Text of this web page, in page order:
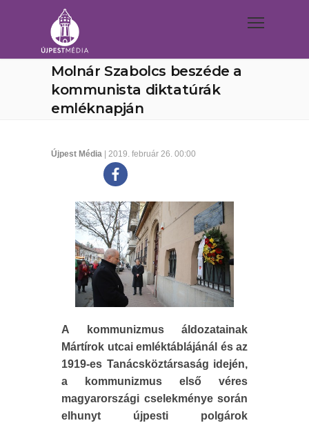
Molnár Szabolcs beszéde a
kommunista diktatúrák
emléknapján
Újpest Média | 2019. február 26. 00:00
A kommunizmus áldozatainak
Mártírok utcai emléktáblájánál és az
1919-es Tanácsköztársaság idején,
a kommunizmus első véres
magyarországi cselekménye során
elhunyt újpesti polgárok